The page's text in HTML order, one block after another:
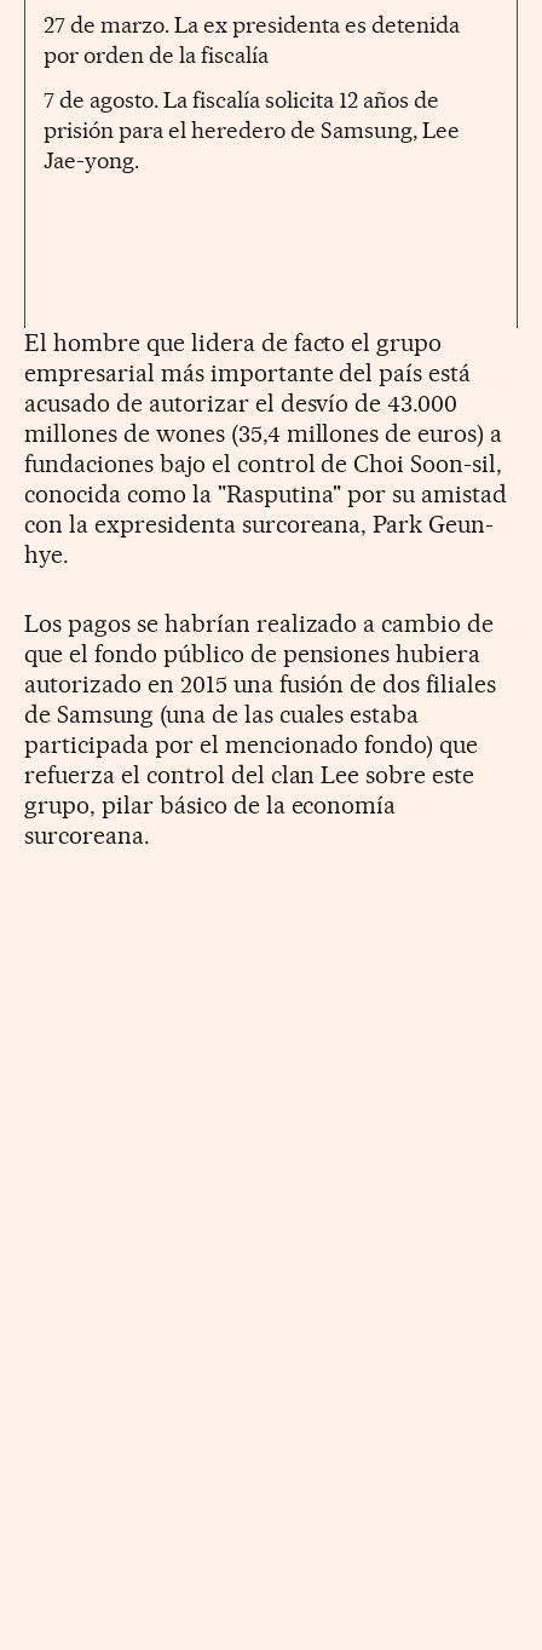
27 de marzo. La ex presidenta es detenida
por orden de la fiscalía
7 de agosto. La fiscalía solicita 12 años de
prisión para el heredero de Samsung, Lee
Jae-yong.
El hombre que lidera de facto el grupo
empresarial más importante del país está
acusado de autorizar el desvío de 43.000
millones de wones (35,4 millones de euros) a
fundaciones bajo el control de Choi Soon-sil,
conocida como la "Rasputina" por su amistad
con la expresidenta surcoreana, Park Geun-
hye.
Los pagos se habrían realizado a cambio de
que el fondo público de pensiones hubiera
autorizado en 2015 una fusión de dos filiales
de Samsung (una de las cuales estaba
participada por el mencionado fondo) que
refuerza el control del clan Lee sobre este
grupo, pilar básico de la economía
surcoreana.